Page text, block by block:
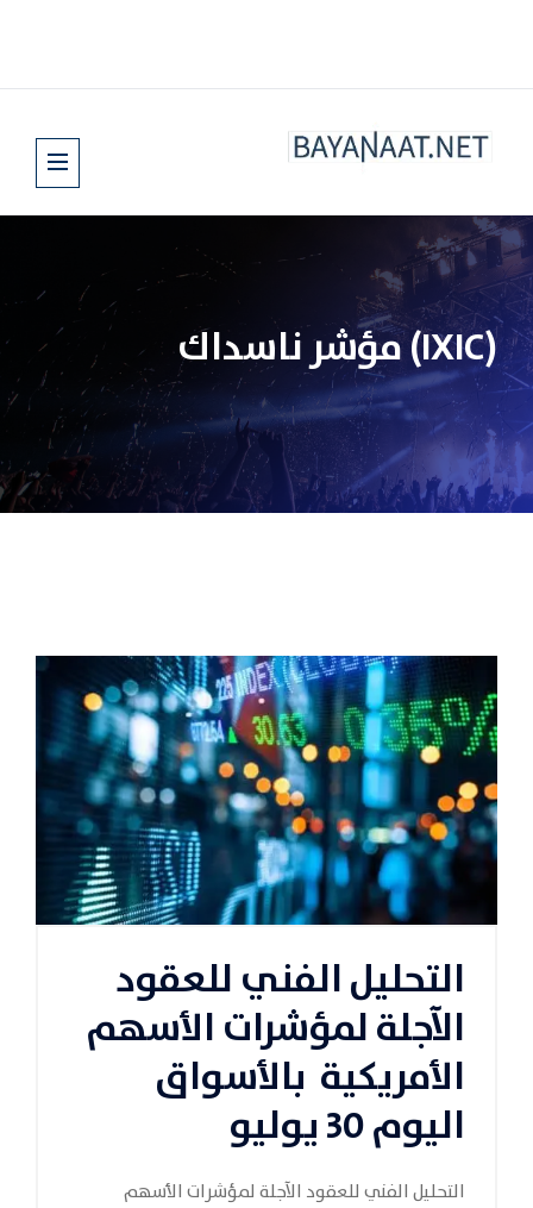
(IXIC) مؤشر ناسداك
التحليل الفني للعقود
الآجلة لمؤشرات الأسهم
الأمريكية بالأسواق
اليوم 30 يوليو
التحليل الفني للعقود الآجلة لمؤشرات الأسهم